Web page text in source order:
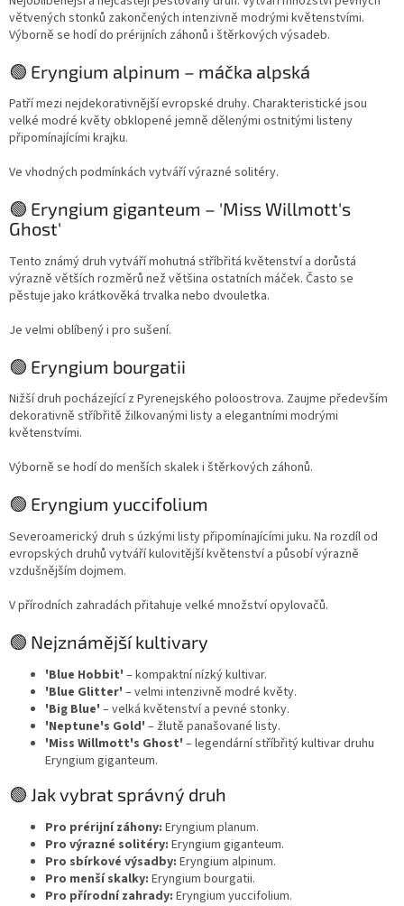
větvených stonků zakončených intenzivně modrými květenstvími.
Výborně se hodí do prérijních záhonů i štěrkových výsadeb.
🟢 Eryngium alpinum – máčka alpská
Patří mezi nejdekorativnější evropské druhy. Charakteristické jsou
velké modré květy obklopené jemně dělenými ostnitými listeny
připomínajícími krajku.
Ve vhodných podmínkách vytváří výrazné solitéry.
🟢 Eryngium giganteum – 'Miss Willmott's
Ghost'
Tento známý druh vytváří mohutná stříbřitá květenství a dorůstá
výrazně větších rozměrů než většina ostatních máček. Často se
pěstuje jako krátkověká trvalka nebo dvouletka.
Je velmi oblíbený i pro sušení.
🟢 Eryngium bourgatii
Nižší druh pocházející z Pyrenejského poloostrova. Zaujme především
dekorativně stříbřitě žilkovanými listy a elegantními modrými
květenstvími.
Výborně se hodí do menších skalek i štěrkových záhonů.
🟢 Eryngium yuccifolium
Severoamerický druh s úzkými listy připomínajícími juku. Na rozdíl od
evropských druhů vytváří kulovitější květenství a působí výrazně
vzdušnějším dojmem.
V přírodních zahradách přitahuje velké množství opylovačů.
🟢 Nejznámější kultivary
'Blue Hobbit' – kompaktní nízký kultivar.
'Blue Glitter' – velmi intenzivně modré květy.
'Big Blue' – velká květenství a pevné stonky.
'Neptune's Gold' – žlutě panašované listy.
'Miss Willmott's Ghost' – legendární stříbřitý kultivar druhu
Eryngium giganteum.
🟢 Jak vybrat správný druh
Pro prérijní záhony: Eryngium planum.
Pro výrazné solitéry: Eryngium giganteum.
Pro sbírkové výsadby: Eryngium alpinum.
Pro menší skalky: Eryngium bourgatii.
Pro přírodní zahrady: Eryngium yuccifolium.